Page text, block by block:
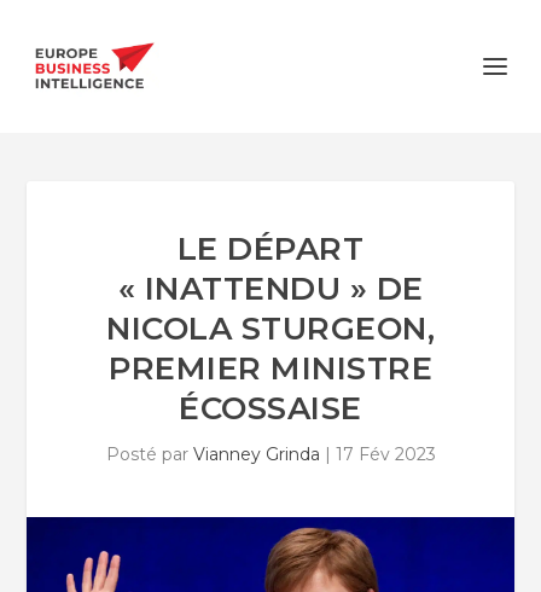
LE DÉPART
« INATTENDU » DE
NICOLA STURGEON,
PREMIER MINISTRE
ÉCOSSAISE
Posté par Vianney Grinda | 17 Fév 2023